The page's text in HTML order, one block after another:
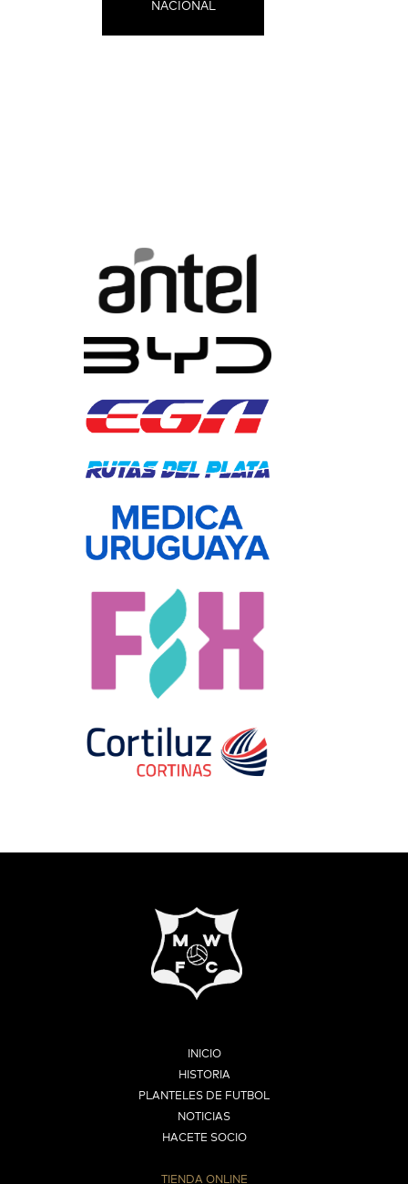
NACIONAL
INICIO
HISTORIA
PLANTELES DE FUTBOL
NOTICIAS
HACETE SOCIO
TIENDA ONLINE